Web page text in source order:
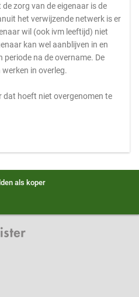
zorg van de eigenaar is de
het verwijzende netwerk is er
wil (ook ivm leeftijd) niet
kan wel aanblijven in en
periode na de overname. De
in overleg.
dat hoeft niet overgenomen te
als koper